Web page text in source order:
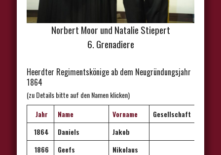
Norbert Moor und Natalie Stiepert
6. Grenadiere
Heerdter Regimentskönige ab dem Neugründungsjahr
1864
(zu Details bitte auf den Namen klicken)
Jahr
Name Vorname
Gesellschaft
1864
Daniels
Jakob
1866
Geefs
Nikolaus